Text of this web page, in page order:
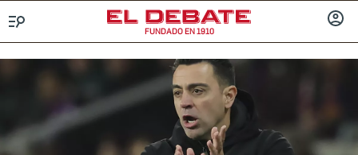
FUNDADO EN 1910